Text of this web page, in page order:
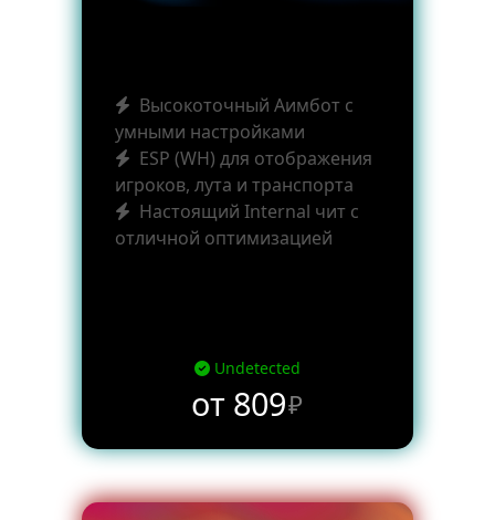
Высокоточный Аимбот с
умными настройками
ESP (WH) для отображения
игроков, лута и транспорта
Настоящий Internal чит с
отличной оптимизацией
Undetected
от 809₽